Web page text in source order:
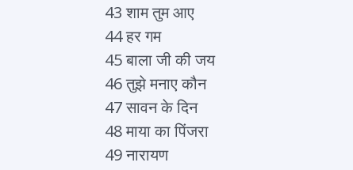
43 शाम तुम आए
44 हर गम
45 बाला जी की जय
46 तुझे मनाए कौन
47 सावन के दिन
48 माया का पिंजरा
49 नारायण